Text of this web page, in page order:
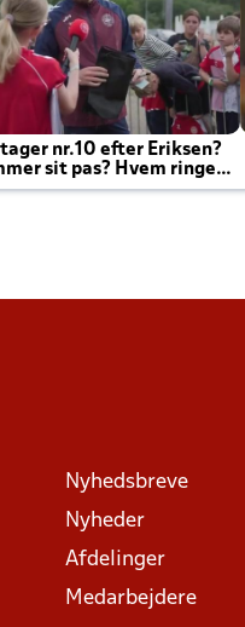
nr.10 efter Eriksen?
sit pas? Hvem ringer
til efter kampe?
Nyhedsbreve
Nyheder
Afdelinger
Medarbejdere